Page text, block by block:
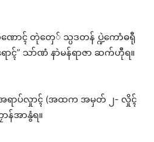
ဗွဳဒဳယဵု
ကေတ်အဆက်
© ဌာန်ပရိုၚ်ဗၠးၜးမန်
ာၚ် တုဲတှေ် သ္ပဒတန် ပ္ဍဲကောံဓရီု
ာၚ်” သာ်ဏံ နာဲမန်ရာဇာ ဆက်ဟီုရ။
အရာပ်လှုာၚ် (အထက အမှတ် ၂- လှိုၚ်
အာနွံရ။